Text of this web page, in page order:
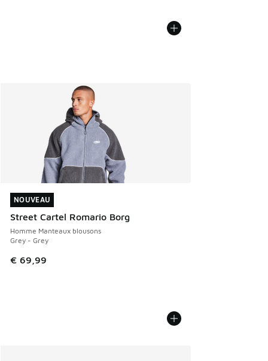
NOUVEAU
Street Cartel Romario Borg
Homme Manteaux blousons
Grey - Grey
€ 69,99
NOUVEAU